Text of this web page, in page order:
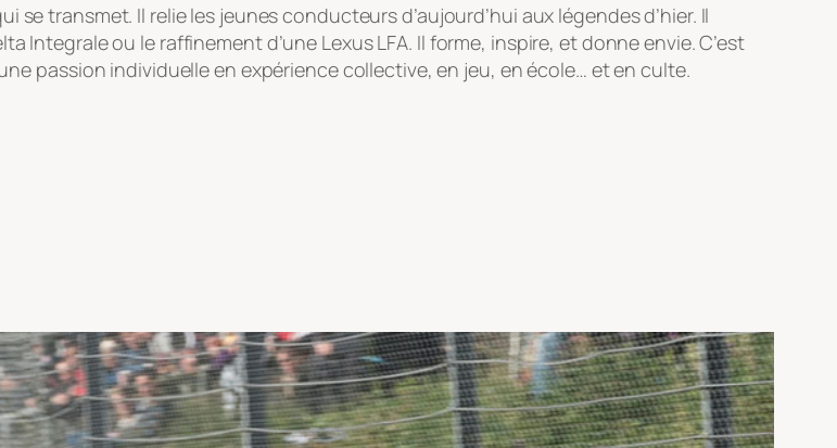
se transmet. Il relie les jeunes conducteurs d’aujourd’hui aux légendes d’hier. Il
Integrale ou le raffinement d’une Lexus LFA. Il forme, inspire, et donne envie. C’est
passion individuelle en expérience collective, en jeu, en école… et en culte.